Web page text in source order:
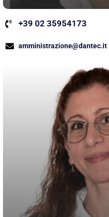
+39 02 35954173
amministrazione@dantec.it